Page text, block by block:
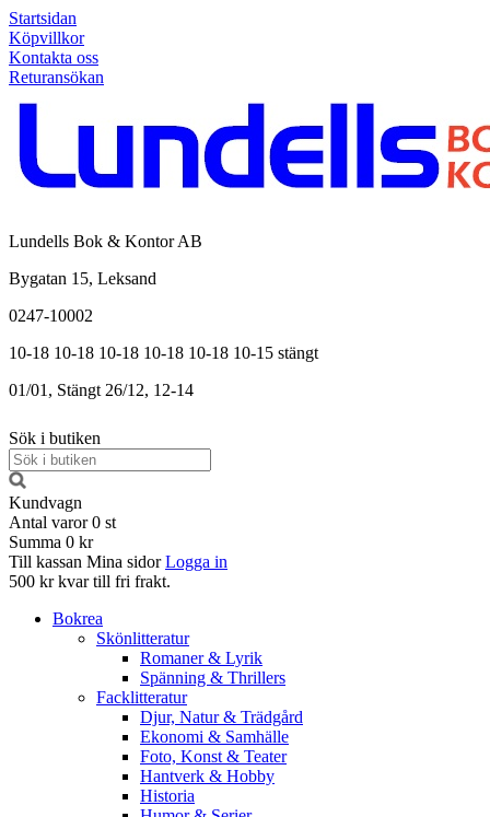
Startsidan
Köpvillkor
Kontakta oss
Returansökan
Lundells Bok & Kontor AB
Bygatan 15, Leksand
0247-10002
10-18 10-18 10-18 10-18 10-18 10-15 stängt
01/01, Stängt 26/12, 12-14
Sök i butiken
Kundvagn
Antal varor 0 st
Summa 0 kr
Till kassan Mina sidor Logga in
500 kr kvar till fri frakt.
Bokrea
Skönlitteratur
Romaner & Lyrik
Spänning & Thrillers
Facklitteratur
Djur, Natur & Trädgård
Ekonomi & Samhälle
Foto, Konst & Teater
Hantverk & Hobby
Historia